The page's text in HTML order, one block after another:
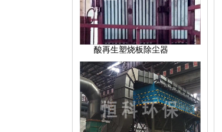
酸再生塑烧板除尘器